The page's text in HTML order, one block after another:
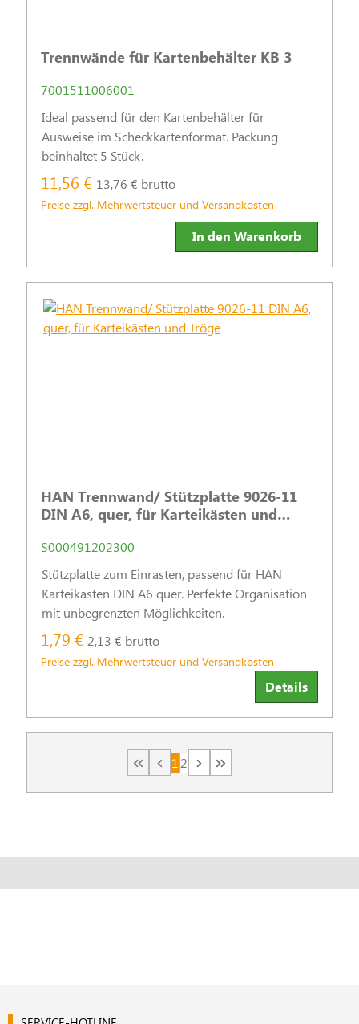
Trennwände für Kartenbehälter KB 3
7001511006001
Ideal passend für den Kartenbehälter für
Ausweise im Scheckkartenformat. Packung
beinhaltet 5 Stück.
11,56 € 13,76 € brutto
Preise zzgl. Mehrwertsteuer und Versandkosten
In den Warenkorb
HAN Trennwand/ Stützplatte 9026-11
DIN A6, quer, für Karteikästen und
S000491202300
Stützplatte zum Einrasten, passend für HAN
Karteikasten DIN A6 quer. Perfekte Organisation
mit unbegrenzten Möglichkeiten.
1,79 € 2,13 € brutto
Preise zzgl. Mehrwertsteuer und Versandkosten
Details
Seite
1 Seite
2